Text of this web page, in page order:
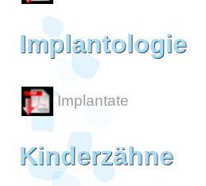
Implantologie
Implantate
Kinderzähne